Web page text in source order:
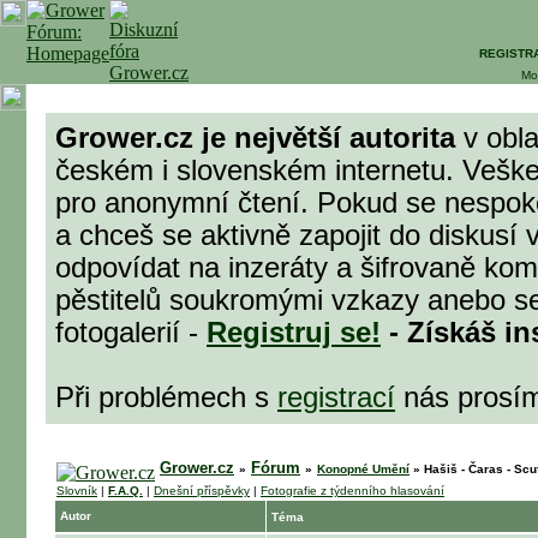
Grower.cz je největší autoritav
českém i slovenském internetu.
pro anonymní čtení. Pokud se
a chceš se aktivně zapojit do diskusí
odpovídat na inzeráty a šifrovaně
pěstitelů soukromými vzkazy anebo
fotogalerií - Registruj se! - Získáš
Při problémech s registrací nás
Grower.cz » Fórum » Konopné Umění » Hašiš - Čaras -
Slovník | F.A.Q. | Dnešní příspěvky | Fotografie z týdenního hlasování
Autor
Téma